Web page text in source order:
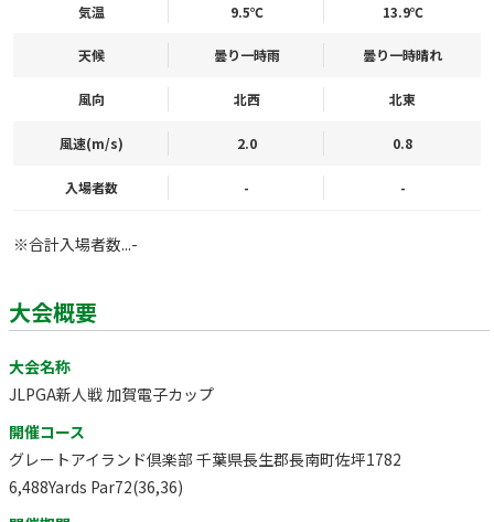
気温 9.5℃ 13.9℃
天候 曇り一時雨 曇り一時晴れ
風向 北西 北東
風速(m/s) 2.0 0.8
入場者数 - -
※合計入場者数...-
大会概要
大会名称
JLPGA新人戦 加賀電子カップ
開催コース
グレートアイランド倶楽部 千葉県長生郡長南町佐坪1782
6,488Yards Par72(36,36)